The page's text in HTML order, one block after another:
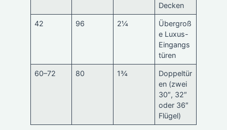
Decken
42 96 2¼
Übergroß
e Luxus-
Eingangs
türen
60–72 80 1¾
Doppeltür
en (zwei
30″, 32″
oder 36″
Flügel)